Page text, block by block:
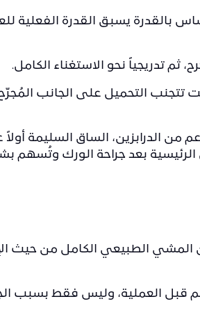
بالقدرة يسبق القدرة الفعلية
ثم تدريجياً نحو الاستغناء الكامل.
تتجنب التحميل على الجانب
الدرابزين، الساق السليمة أولاً
الرئيسية بعد جراحة الورك وتُسهم
المشي الطبيعي الكامل من حيث
قبل العملية، وليس فقط بسبب